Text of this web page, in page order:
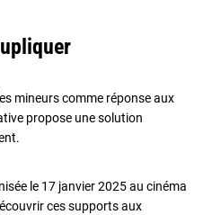
mineurs comme réponse aux
propose une solution
le 17 janvier 2025 au cinéma
ces supports aux